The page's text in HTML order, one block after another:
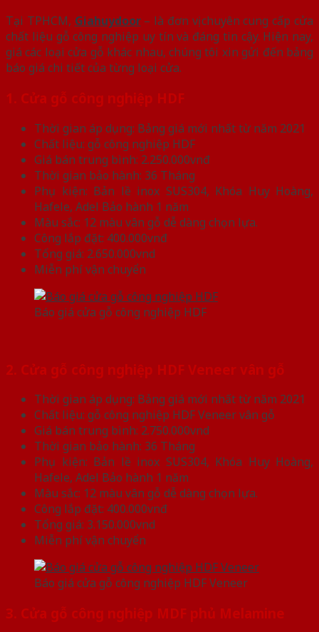
Tại TPHCM, Giahuydoor– là đơn vị chuyên cung cấp cửa
chất liệu gỗ công nghiệp uy tín và đáng tin cậy. Hiện nay,
giá các loại cửa gỗ khác nhau, chúng tôi xin gửi đến bảng
báo giá chi tiết của từng loại cửa.
1. Cửa gỗ công nghiệp HDF
Thời gian áp dụng: Bảng giá mới nhất từ năm 2021
Chất liệu: gỗ công nghiệp HDF
Giá bán trung bình: 2.250.000vnđ
Thời gian bảo hành: 36 Tháng
Phụ kiện: Bản lề inox SUS304, Khóa Huy Hoàng,
Hafele, Adel Bảo hành 1 năm
Màu sắc: 12 màu vân gỗ dễ dàng chọn lựa.
Công lắp đặt: 400.000vnđ
Tổng giá: 2.650.000vnd
Miễn phí vận chuyển
Báo giá cửa gỗ công nghiệp HDF
2. Cửa gỗ công nghiệp HDF Veneer vân gỗ
Thời gian áp dụng: Bảng giá mới nhất từ năm 2021
Chất liệu: gỗ công nghiệp HDF Veneer vân gỗ
Giá bán trung bình: 2.750.000vnd
Thời gian bảo hành: 36 Tháng
Phụ kiện: Bản lề inox SUS304, Khóa Huy Hoàng,
Hafele, Adel Bảo hành 1 năm
Màu sắc: 12 màu vân gỗ dễ dàng chọn lựa.
Công lắp đặt: 400.000vnđ
Tổng giá: 3.150.000vnd
Miễn phí vận chuyển
Báo giá cửa gỗ công nghiệp HDF Veneer
3. Cửa gỗ công nghiệp MDF phủ Melamine